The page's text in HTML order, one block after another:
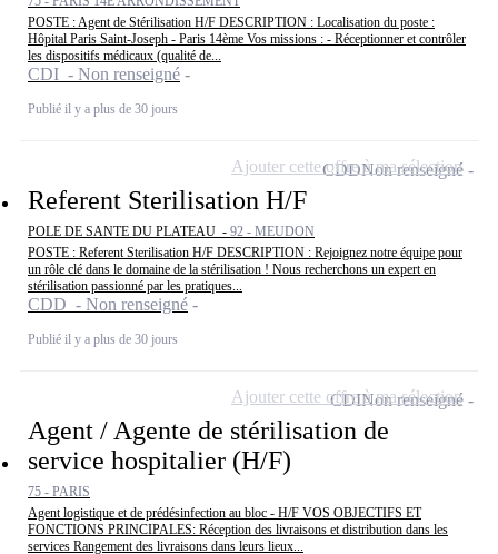
POSTE : Agent de Stérilisation H/F DESCRIPTION : Localisation du poste :
Hôpital Paris Saint-Joseph - Paris 14ème Vos missions : - Réceptionner et contrôler
les dispositifs médicaux (qualité de...
CDI - Non renseigné
Publié il y a plus de 30 jours
Referent Sterilisation H/F
POLE DE SANTE DU PLATEAU - 92 - MEUDON
POSTE : Referent Sterilisation H/F DESCRIPTION : Rejoignez notre équipe pour
un rôle clé dans le domaine de la stérilisation ! Nous recherchons un expert en
stérilisation passionné par les pratiques...
CDD - Non renseigné
Publié il y a plus de 30 jours
CDDNon renseigné
Ajouter cette offre à ma sélection
Agent / Agente de stérilisation de
service hospitalier (H/F)
75 - PARIS
Agent logistique et de prédésinfection au bloc - H/F VOS OBJECTIFS ET
FONCTIONS PRINCIPALES: Réception des livraisons et distribution dans les
services Rangement des livraisons dans leurs lieux...
CDINon renseigné
Ajouter cette offre à ma sélection